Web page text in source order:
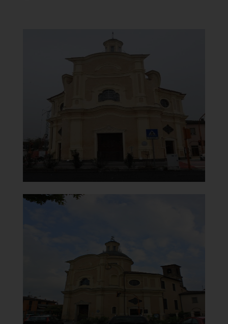
Santuario della Beata Vergine
Facciata
[
Clicca per ingrandire
del Carmelo
Visuale destra
Clicca per ingrandire